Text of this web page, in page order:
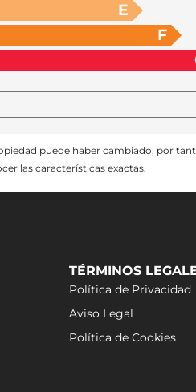
E
F
puede haber cambiado, por
las características exactas.
TÉRMINOS
Política de Privacidad
Aviso Legal
Política de Cookies